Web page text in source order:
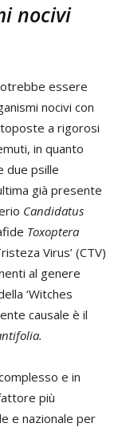
nocivi
essere
nocivi con
a rigorosi
in quanto
due psille
già presente
Candidatus
Toxoptera
Virus’ (CTV)
al genere
‘Witches
causale è il
e in
più
e nazionale per